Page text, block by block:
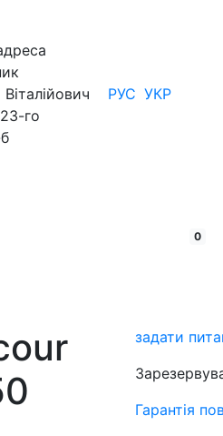
го
РУС УКР
0
задати
Гарантія